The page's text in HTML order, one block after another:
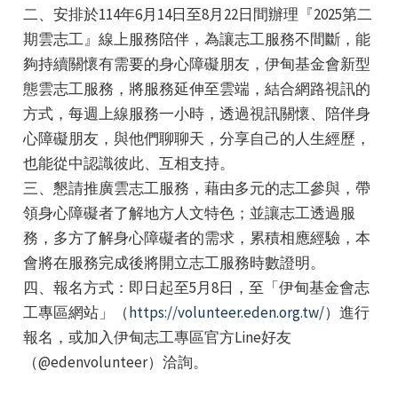
二、安排於114年6月14日至8月22日間辦理『2025第二
期雲志工』線上服務陪伴，為讓志工服務不間斷，能
夠持續關懷有需要的身心障礙朋友，伊甸基金會新型
態雲志工服務，將服務延伸至雲端，結合網路視訊的
方式，每週上線服務一小時，透過視訊關懷、陪伴身
心障礙朋友，與他們聊聊天，分享自己的人生經歷，
也能從中認識彼此、互相支持。
三、懇請推廣雲志工服務，藉由多元的志工參與，帶
領身心障礙者了解地方人文特色；並讓志工透過服
務，多方了解身心障礙者的需求，累積相應經驗，本
會將在服務完成後將開立志工服務時數證明。
四、報名方式：即日起至5月8日，至「伊甸基金會志
工專區網站」（https://volunteer.eden.org.tw/）進行
報名，或加入伊甸志工專區官方Line好友
（@edenvolunteer）洽詢。